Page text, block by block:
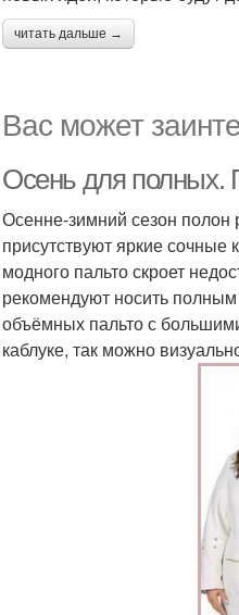
читать дальше →
Вас может
Осень для полных.
Осенне-зимний сезон полон
присутствуют яркие
модного пальто скроет
рекомендуют носить
объёмных пальто с
каблуке, так можно